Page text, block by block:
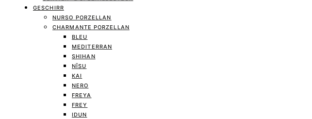
GESCHIRR
NURSO PORZELLAN
CHARMANTE PORZELLAN
BLEU
MEDITERRAN
SHIHAN
NĪSU
KAI
NERO
FREYA
FREY
IDUN